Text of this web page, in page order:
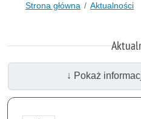
Strona główna Aktualności
↓ Pokaż